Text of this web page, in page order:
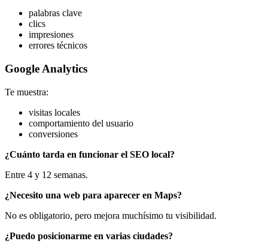
palabras clave
clics
impresiones
errores técnicos
Google Analytics
Te muestra:
visitas locales
comportamiento del usuario
conversiones
¿Cuánto tarda en funcionar el SEO local?
Entre 4 y 12 semanas.
¿Necesito una web para aparecer en Maps?
No es obligatorio, pero mejora muchísimo tu visibilidad.
¿Puedo posicionarme en varias ciudades?